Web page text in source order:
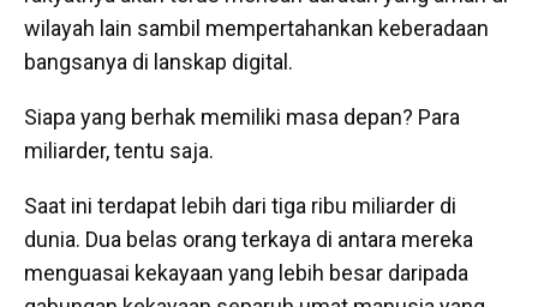
wilayah lain sambil mempertahankan keberadaan
bangsanya di lanskap digital.
Siapa yang berhak memiliki masa depan? Para
miliarder, tentu saja.
Saat ini terdapat lebih dari tiga ribu miliarder di
dunia. Dua belas orang terkaya di antara mereka
menguasai kekayaan yang lebih besar daripada